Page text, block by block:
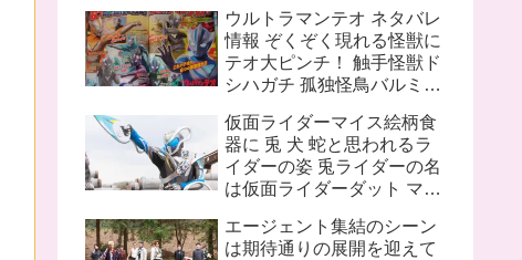
器は大剣マオウブレイド も
う一人の猫 リドはマオウの
為闘う
ウルトラマンテオ ネタバレ
情報 ぞくぞく現れる怪獣に
テオ大ピンチ！ 触手怪獣ド
シハガチ 孤独怪鳥バルミリ
ピンチにプッチーが巨大化
したぞ！
仮面ライダーマイス絵柄食
器に 兎 犬 蛇と思われるラ
イダーの姿 兎ライダーの名
は仮面ライダーダット マイ
タートルフレーム
エージェント集結のシーン
は期待通りの展開を迎えて